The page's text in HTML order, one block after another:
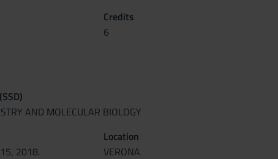
Credits
6
AND MOLECULAR BIOLOGY
2018.
Location
VERONA